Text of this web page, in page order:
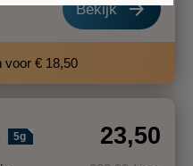
Bekijk arrow_forward
voor € 18,50
5g 23,50